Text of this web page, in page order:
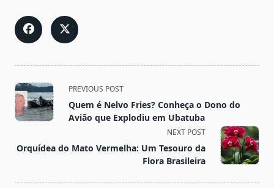
<span
class="nav-
subtitle
reader-
PREVIOUS POST
Quem é Nelvo Fries? Conheça o Dono do
Avião que Explodiu em Ubatuba
NEXT POST
Orquídea do Mato Vermelha: Um Tesouro da
Flora Brasileira